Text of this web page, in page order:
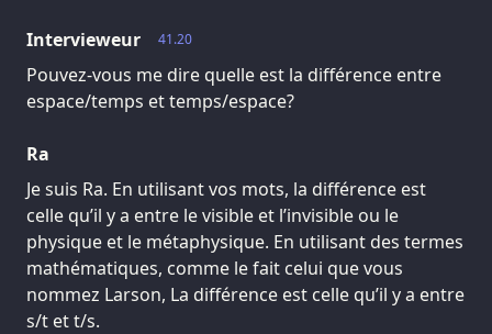
41.20
Intervieweur
Pouvez-vous me dire quelle est la différence entre
espace/temps et temps/espace?
Ra
Je suis Ra. En utilisant vos mots, la différence est
celle qu’il y a entre le visible et l’invisible ou le
physique et le métaphysique. En utilisant des termes
mathématiques, comme le fait celui que vous
nommez Larson, La différence est celle qu’il y a entre
s/t et t/s.